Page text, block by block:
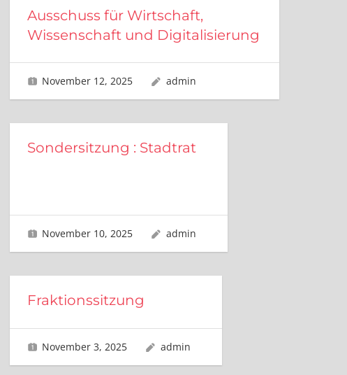
Ausschuss für Wirtschaft,
Wissenschaft und Digitalisierung
November 12, 2025 admin
Sondersitzung : Stadtrat
November 10, 2025 admin
Fraktionssitzung
November 3, 2025 admin